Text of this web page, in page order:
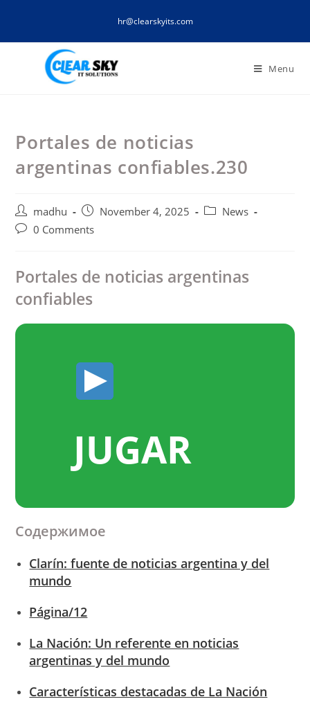
content
hr@clearskyits.com
Menu
Portales de noticias
argentinas confiables.230
Post
author:
madhu
Post
published:
November 4, 2025
PostNews
Post0 Comments
Portales de noticias argentinas
confiables
JUGAR
Содержимое
Clarín: fuente de noticias argentina y del
mundo
Página/12
La Nación: Un referente en noticias
argentinas y del mundo
Características destacadas de La Nación